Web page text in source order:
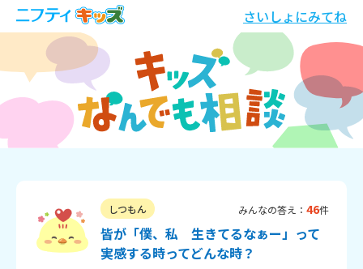
さいしょにみてね
しつもん みんなの答え： 46件
皆が「僕、私 生きてるなぁー」って
実感する時ってどんな時？